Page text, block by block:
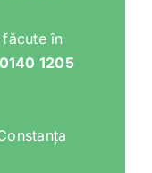
în
1205